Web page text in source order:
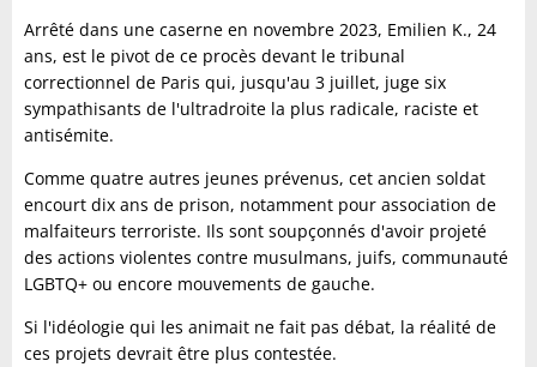
Arrêté dans une caserne en novembre 2023, Emilien K., 24
ans, est le pivot de ce procès devant le tribunal
correctionnel de Paris qui, jusqu'au 3 juillet, juge six
sympathisants de l'ultradroite la plus radicale, raciste et
antisémite.
Comme quatre autres jeunes prévenus, cet ancien soldat
encourt dix ans de prison, notamment pour association de
malfaiteurs terroriste. Ils sont soupçonnés d'avoir projeté
des actions violentes contre musulmans, juifs, communauté
LGBTQ+ ou encore mouvements de gauche.
Si l'idéologie qui les animait ne fait pas débat, la réalité de
ces projets devrait être plus contestée.